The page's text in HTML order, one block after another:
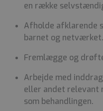
en række
Afholde afklarende
barnet og netværket.
Fremlægge og
Arbejde med
eller andet relevant
som behandlingen.